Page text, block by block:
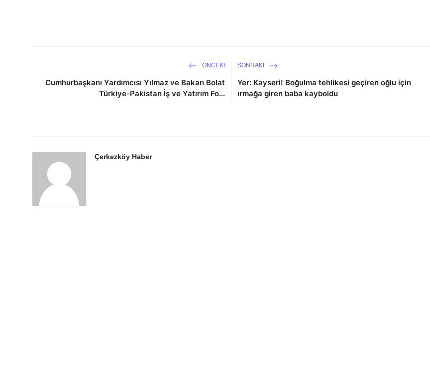
ÖNCEKI
Cumhurbaşkanı Yardımcısı Yılmaz ve Bakan Bolat
Türkiye-Pakistan İş ve Yatırım Fo...
SONRAKI
Yer: Kayseri! Boğulma tehlikesi geçiren oğlu için
ırmağa giren baba kayboldu
Çerkezköy Haber